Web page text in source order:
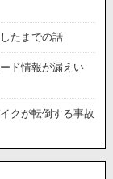
たまでの話
ド情報が漏えい
クが転倒する事故